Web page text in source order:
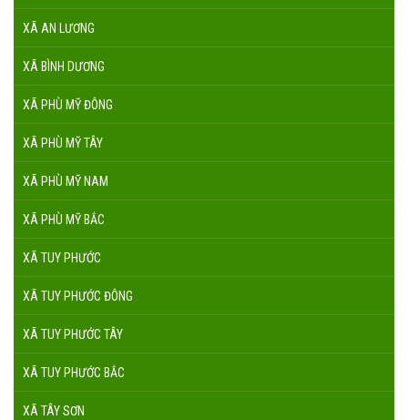
XÃ AN LƯƠNG
XÃ BÌNH DƯƠNG
XÃ PHÙ MỸ ĐÔNG
XÃ PHÙ MỸ TÂY
XÃ PHÙ MỸ NAM
XÃ PHÙ MỸ BẮC
XÃ TUY PHƯỚC
XÃ TUY PHƯỚC ĐÔNG
XÃ TUY PHƯỚC TÂY
XÃ TUY PHƯỚC BẮC
XÃ TÂY SƠN